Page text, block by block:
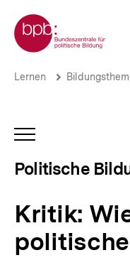
zum
Seiteninhalt
springen
Zur Startseite der bpb
Kritik:
politische
Bildung
Lernen
Politische
Kritik: